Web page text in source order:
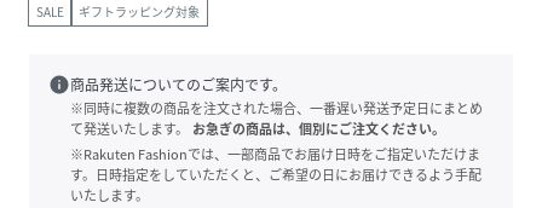
SALE ギフトラッピング対象
info商品発送についてのご案内です。
※同時に複数の商品を注文された場合、一番遅い発送予定日にまとめ
て発送いたします。
お急ぎの商品は、個別にご注文ください。
※Rakuten Fashionでは、一部商品でお届け日時をご指定いただけま
す。日時指定をしていただくと、ご希望の日にお届けできるよう手配
いたします。